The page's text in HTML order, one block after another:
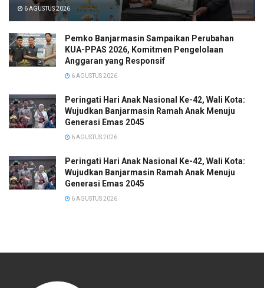
6 AGUSTUS 2026
Pemko Banjarmasin Sampaikan Perubahan
KUA-PPAS 2026, Komitmen Pengelolaan
Anggaran yang Responsif
6 AGUSTUS 2026
Peringati Hari Anak Nasional Ke-42, Wali Kota:
Wujudkan Banjarmasin Ramah Anak Menuju
Generasi Emas 2045
6 AGUSTUS 2026
Peringati Hari Anak Nasional Ke-42, Wali Kota:
Wujudkan Banjarmasin Ramah Anak Menuju
Generasi Emas 2045
6 AGUSTUS 2026